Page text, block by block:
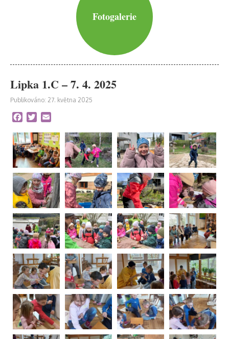
Fotogalerie
Lipka 1.C – 7. 4. 2025
Publikováno: 27. května 2025
Facebook
Twitter